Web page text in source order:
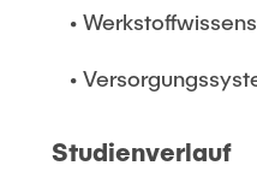
•
•
Studienverlauf